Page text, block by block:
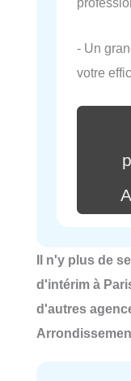
- Un
votre
Il n'y plus de
d'intérim à
d'autres